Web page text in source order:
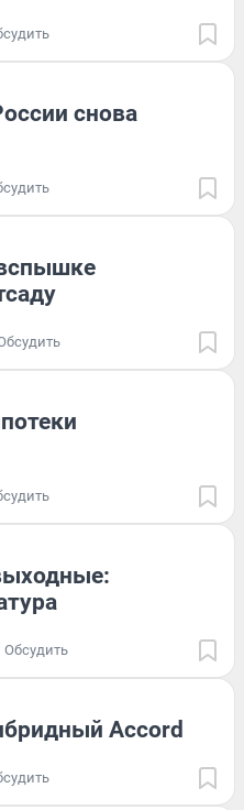
снова
Обсудить
Accord